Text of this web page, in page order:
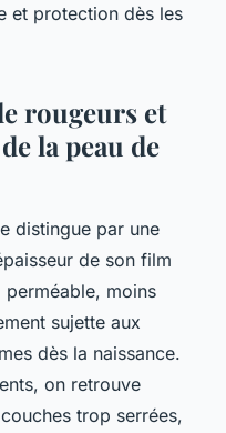
et protection dès les
rougeurs et
la peau de
distingue par une
de son film
moins
sujette aux
dès la naissance.
on retrouve
trop serrées,